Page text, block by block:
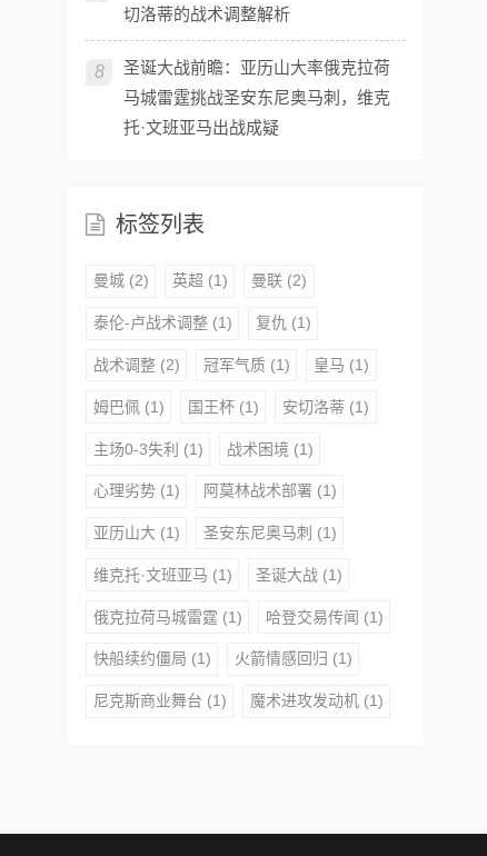
切洛蒂的战术调整解析
8
圣诞大战前瞻：亚历山大率俄克拉荷
马城雷霆挑战圣安东尼奥马刺，维克
托·文班亚马出战成疑
标签列表
曼城(2) 英超 (1) 曼联(2)
泰伦-卢战术调整(1) 复仇 (1)
战术调整(2) 冠军气质(1) 皇马 (1)
姆巴佩 (1) 国王杯(1) 安切洛蒂(1)
主场0-3失利 (1) 战术困境 (1)
心理劣势(1) 阿莫林战术部署(1)
亚历山大 (1) 圣安东尼奥马刺 (1)
维克托·文班亚马 (1) 圣诞大战(1)
俄克拉荷马城雷霆 (1) 哈登交易传闻 (1)
快船续约僵局 (1) 火箭情感回归 (1)
尼克斯商业舞台 (1) 魔术进攻发动机(1)